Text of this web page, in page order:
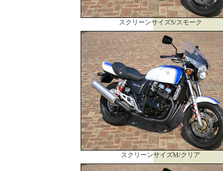
スクリーンサイズS/スモーク
スクリーンサイズM/クリア